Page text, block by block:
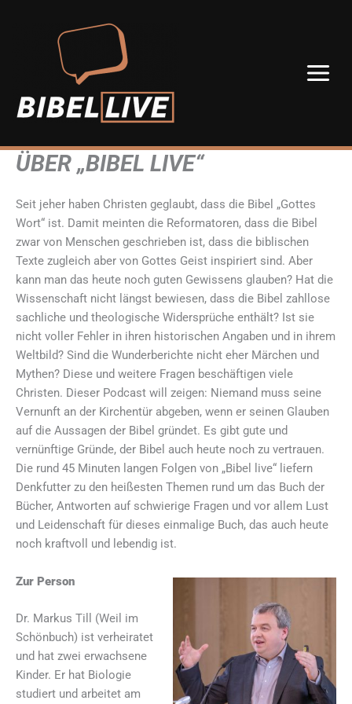
ÜBER „BIBEL LIVE“
Seit jeher haben Christen geglaubt, dass die Bibel „Gottes
Wort“ ist. Damit meinten die Reformatoren, dass die Bibel
zwar von Menschen geschrieben ist, dass die biblischen
Texte zugleich aber von Gottes Geist inspiriert sind. Aber
kann man das heute noch guten Gewissens glauben? Hat die
Wissenschaft nicht längst bewiesen, dass die Bibel zahllose
sachliche und theologische Widersprüche enthält? Ist sie
nicht voller Fehler in ihren historischen Angaben und in ihrem
Weltbild? Sind die Wunderberichte nicht eher Märchen und
Mythen? Diese und weitere Fragen beschäftigen viele
Christen. Dieser Podcast will zeigen: Niemand muss seine
Vernunft an der Kirchentür abgeben, wenn er seinen Glauben
auf die Aussagen der Bibel gründet. Es gibt gute und
vernünftige Gründe, der Bibel auch heute noch zu vertrauen.
Die rund 45 Minuten langen Folgen von „Bibel live“ liefern
Denkfutter zu den heißesten Themen rund um das Buch der
Bücher, Antworten auf schwierige Fragen und vor allem Lust
und Leidenschaft für dieses einmalige Buch, das auch heute
noch kraftvoll und lebendig ist.
Zur Person
Dr. Markus Till (Weil im
Schönbuch) ist verheiratet
und hat zwei erwachsene
Kinder. Er hat Biologie
studiert und arbeitet am